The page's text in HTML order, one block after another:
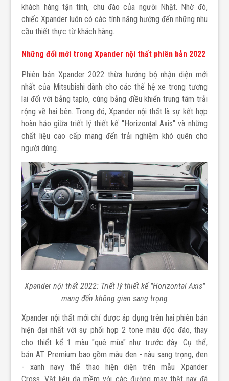
khách hàng tận tình, chu đáo của người Nhật. Nhờ đó,
chiếc Xpander luôn có các tính năng hướng đến những nhu
cầu thiết thực từ khách hàng.
Những đổi mới trong Xpander nội thất phiên bản 2022
Phiên bản Xpander 2022 thừa hưởng bộ nhận diện mới
nhất của Mitsubishi dành cho các thế hệ xe trong tương
lai đối với bảng taplo, cùng bảng điều khiển trung tâm trải
rộng về hai bên. Trong đó, Xpander nội thất là sự kết hợp
hoàn hảo giữa triết lý thiết kế "Horizontal Axis" và những
chất liệu cao cấp mang đến trải nghiệm khó quên cho
người dùng.
Xpander nội thất 2022: Triết lý thiết kế "Horizontal Axis"
mang đến không gian sang trọng
Xpander nội thất mới chỉ được áp dụng trên hai phiên bản
hiện đại nhất với sự phối hợp 2 tone màu độc đáo, thay
cho thiết kế 1 màu "quê mùa" như trước đây. Cụ thể,
bản AT Premium bao gồm màu đen - nâu sang trọng, đen
- xanh navy thể thao hiện diện trên mẫu Xpander